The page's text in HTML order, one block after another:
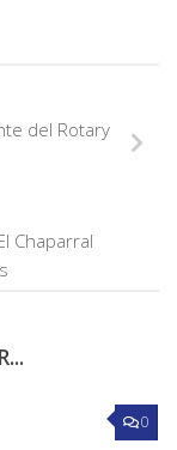
del Rotary
Chaparral
0